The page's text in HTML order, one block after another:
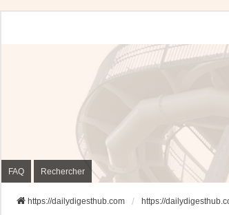
FAQ Rechercher
https://dailydigesthub.com https://